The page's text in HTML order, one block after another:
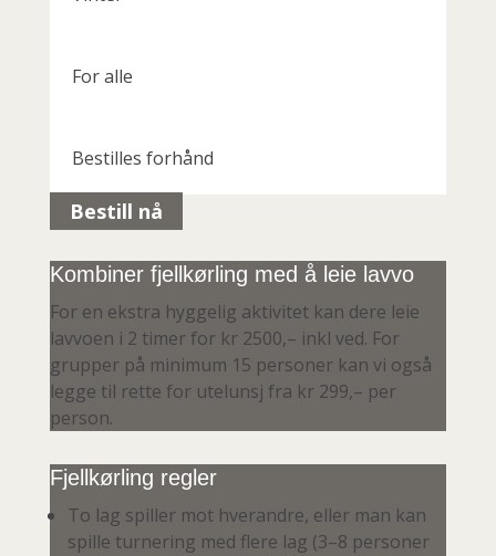
For alle
Bestilles forhånd
Bestill nå
Kombiner fjellkørling med å leie lavvo
For en ekstra hyggelig aktivitet kan dere leie
lavvoen i 2 timer for kr 2500,– inkl ved. For
grupper på minimum 15 personer kan vi også
legge til rette for utelunsj fra kr 299,– per
person.
Fjellkørling regler
To lag spiller mot hverandre, eller man kan
spille turnering med flere lag (3–8 personer